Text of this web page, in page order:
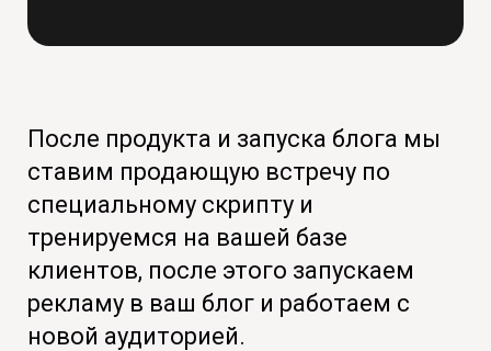
После продукта и запуска блога мы
ставим продающую встречу по
специальному скрипту и
тренируемся на вашей базе
клиентов, после этого запускаем
рекламу в ваш блог и работаем с
новой аудиторией.